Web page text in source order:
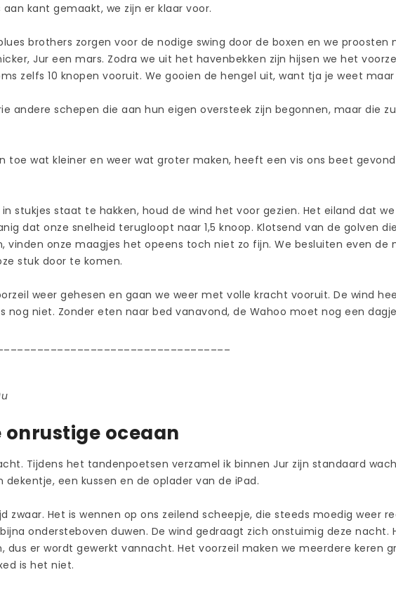
kant gemaakt, we zijn er klaar voor.
brothers zorgen voor de nodige swing door de boxen en we proosten
Jur een mars. Zodra we uit het havenbekken zijn hijsen we het
zelfs 10 knopen vooruit. We gooien de hengel uit, want tja je weet
andere schepen die aan hun eigen oversteek zijn begonnen, maar die
toe wat kleiner en weer wat groter maken, heeft een vis ons beet
in stukjes staat te hakken, houd de wind het voor gezien. Het eiland dat
dat onze snelheid terugloopt naar 1,5 knoop. Klotsend van de golven
vinden onze maagjes het opeens toch niet zo fijn. We besluiten even de
stuk door te komen.
weer gehesen en gaan we weer met volle kracht vooruit. De wind
nog niet. Zonder eten naar bed vanavond, de Wahoo moet nog een
onrustige oceaan
Tijdens het tandenpoetsen verzamel ik binnen Jur zijn standaard
dekentje, een kussen en de oplader van de iPad.
zwaar. Het is wennen op ons zeilend scheepje, die steeds moedig weer
ondersteboven duwen. De wind gedraagt zich onstuimig deze nacht.
dus er wordt gewerkt vannacht. Het voorzeil maken we meerdere keren
is het niet.